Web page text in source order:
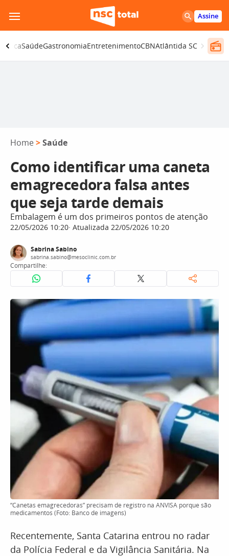
para
o
conteúdo
Assine
SaúdeGastronomiaEntretenimentoCBNAtlântida SC
Home >Saúde
Como identificar uma caneta
emagrecedora falsa antes
que seja tarde demais
Embalagem é um dos primeiros pontos de atenção
22/05/2026 10:20 Atualizada 22/05/2026 10:20
Sabrina Sabino
sabrina.sabino@mesoclinic.com.br
Compartilhe:
“Canetas emagrecedoras” precisam de registro na ANVISA porque são
medicamentos (Foto: Banco de imagens)
Recentemente, Santa Catarina entrou no radar
da Polícia Federal e da Vigilância Sanitária. Na